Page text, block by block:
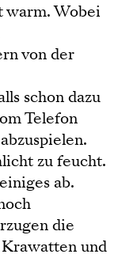
warm. Wobei
von der
schon dazu
Telefon
zu feucht.
ab.
die
und